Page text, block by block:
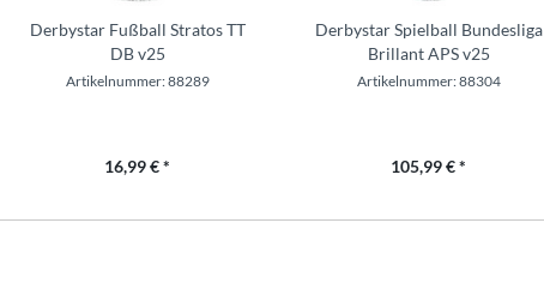
Derbystar Fußball Stratos TT
DB v25
Artikelnummer: 88289
16,99 € *
Derbystar Spielball Bundesliga
Brillant APS v25
Artikelnummer: 88304
105,99 € *